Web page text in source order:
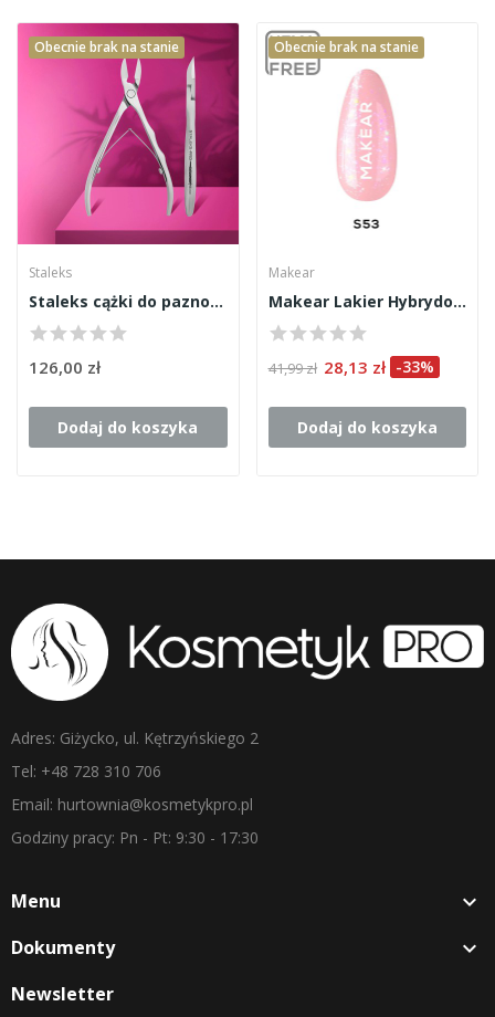
Obecnie brak na stanie
Staleks
Staleks cążki do paznokci Expert 60 16mm
126,00 zł
Dodaj do koszyka
Obecnie brak na stanie
Makear
Makear Lakier Hybrydowy S53 8ml
41,99 zł 28,13 zł -33%
Dodaj do koszyka
Adres: Giżycko, ul. Kętrzyńskiego 2
Tel: +48 728 310 706
Email: hurtownia@kosmetykpro.pl
Godziny pracy: Pn - Pt: 9:30 - 17:30
Menu 
Dokumenty 
Newsletter